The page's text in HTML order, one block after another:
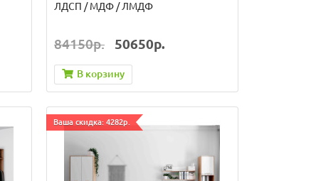
ЛДСП / МДФ / ЛМДФ
84150р. 50650р.
В корзину
Ваша скидка: 4282р.